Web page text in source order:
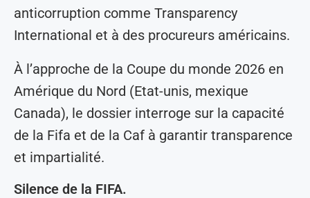
anticorruption comme Transparency
International et à des procureurs américains.
À l’approche de la Coupe du monde 2026 en
Amérique du Nord (Etat-unis, mexique
Canada), le dossier interroge sur la capacité
de la Fifa et de la Caf à garantir transparence
et impartialité.
Silence de la FIFA.